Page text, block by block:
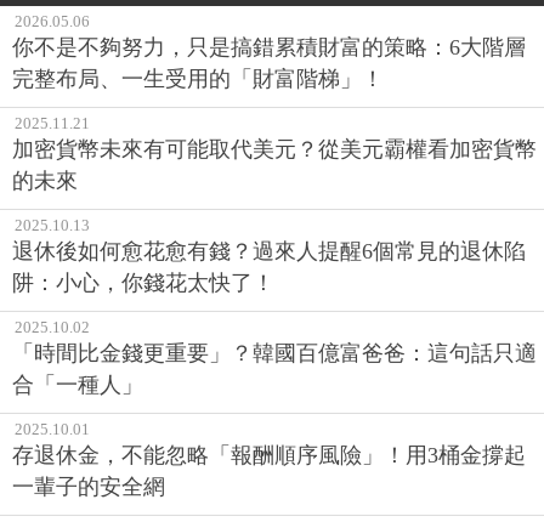
2026.05.06
你不是不夠努力，只是搞錯累積財富的策略：6大階層
完整布局、一生受用的「財富階梯」！
2025.11.21
加密貨幣未來有可能取代美元？從美元霸權看加密貨幣
的未來
2025.10.13
退休後如何愈花愈有錢？過來人提醒6個常見的退休陷
阱：小心，你錢花太快了！
2025.10.02
「時間比金錢更重要」？韓國百億富爸爸：這句話只適
合「一種人」
2025.10.01
存退休金，不能忽略「報酬順序風險」！用3桶金撐起
一輩子的安全網